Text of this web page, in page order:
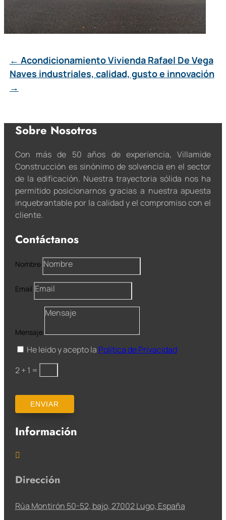
← Acondicionamiento Vivienda Rafael De Vega
Naves industriales, calidad, gusto e innovación
→
Sobre Nosotros
Con más de 50 años de experiencia, Villamide
Construcción es sinónimo de solvencia en el sector
de la edificación. Nuestra trayectoria sólida nos ha
permitido posicionarnos gracias a nuestra apuesta
inquebrantable por la calidad y el compromiso con el
cliente.
Contáctanos
Nombre
Email
Mensaje
He leido y acepto la Política de Privacidad
2 + 1 =
ENVIAR
Información

Dirección
Rúa Montirón 50-52, bajo, 27002 Lugo, España